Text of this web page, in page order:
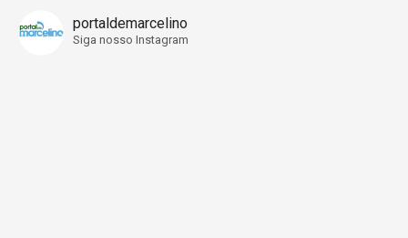
portaldemarcelino
Siga nosso Instagram